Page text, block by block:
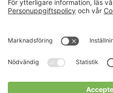
Karriär
Kalender